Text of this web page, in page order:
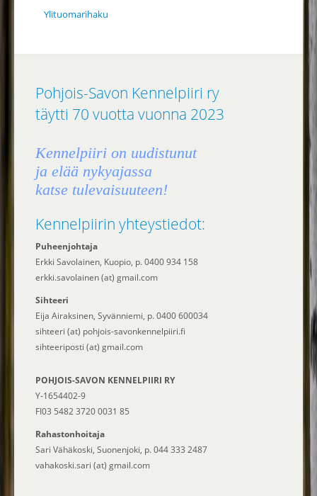
Ylituomarihaku
Pohjois-Savon Kennelpiiri ry
täytti 70 vuotta vuonna 2023
Kennelpiiri on uudistunut
ja elää nykyajassa
katse tulevaisuuteen!
Kennelpiirin yhteystiedot:
Puheenjohtaja
Erkki Savolainen, Kuopio, p. 0400 934 158
erkki.savolainen (at) gmail.com
Sihteeri
Eija Airaksinen, Syvänniemi, p. 0400 600034
sihteeri (at) pohjois-savonkennelpiiri.fi
sihteeriposti (at) gmail.com
POHJOIS-SAVON KENNELPIIRI RY
Y-1654402-9
FI03 5482 3720 0031 85
Rahastonhoitaja
Sari Vähäkoski, Suonenjoki, p. 044 333 2487
vahakoski.sari (at) gmail.com